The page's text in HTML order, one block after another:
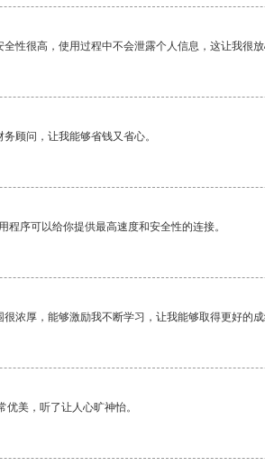
性很高，使用过程中不会泄露个人信息，这让我很
顾问，让我能够省钱又省心。
程序可以给你提供最高速度和安全性的连接。
浓厚，能够激励我不断学习，让我能够取得更好的
优美，听了让人心旷神怡。